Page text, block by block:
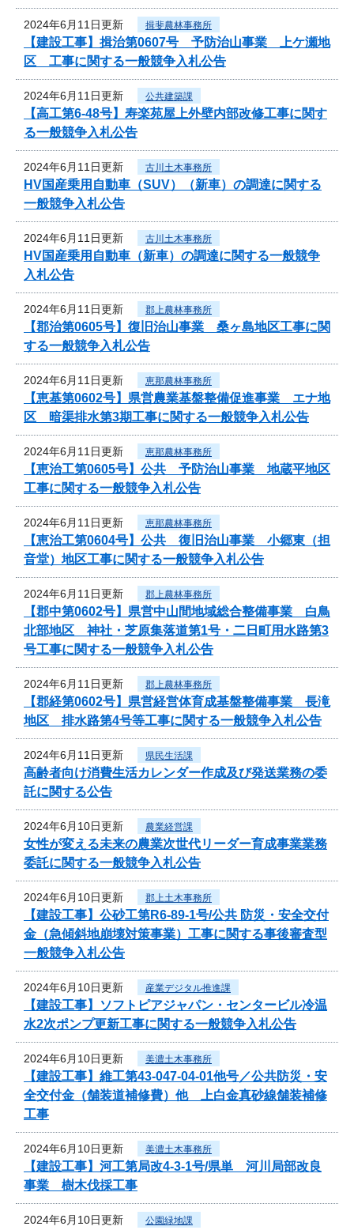
2024年6月11日更新 揖斐農林事務所
【建設工事】揖治第0607号 予防治山事業 上ケ瀬地
区 工事に関する一般競争入札公告
2024年6月11日更新 公共建築課
【高工第6-48号】寿楽苑屋上外壁内部改修工事に関す
る一般競争入札公告
2024年6月11日更新 古川土木事務所
HV国産乗用自動車（SUV）（新車）の調達に関する
一般競争入札公告
2024年6月11日更新 古川土木事務所
HV国産乗用自動車（新車）の調達に関する一般競争
入札公告
2024年6月11日更新 郡上農林事務所
【郡治第0605号】復旧治山事業 桑ヶ島地区工事に関
する一般競争入札公告
2024年6月11日更新 恵那農林事務所
【恵基第0602号】県営農業基盤整備促進事業 エナ地
区 暗渠排水第3期工事に関する一般競争入札公告
2024年6月11日更新 恵那農林事務所
【恵治工第0605号】公共 予防治山事業 地蔵平地区
工事に関する一般競争入札公告
2024年6月11日更新 恵那農林事務所
【恵治工第0604号】公共 復旧治山事業 小郷東（担
音堂）地区工事に関する一般競争入札公告
2024年6月11日更新 郡上農林事務所
【郡中第0602号】県営中山間地域総合整備事業 白鳥
北部地区 神社・芝原集落道第1号・二日町用水路第3
号工事に関する一般競争入札公告
2024年6月11日更新 郡上農林事務所
【郡経第0602号】県営経営体育成基盤整備事業 長滝
地区 排水路第4号等工事に関する一般競争入札公告
2024年6月11日更新 県民生活課
高齢者向け消費生活カレンダー作成及び発送業務の委
託に関する公告
2024年6月10日更新 農業経営課
女性が変える未来の農業次世代リーダー育成事業業務
委託に関する一般競争入札公告
2024年6月10日更新 郡上土木事務所
【建設工事】公砂工第R6-89-1号/公共 防災・安全交付
金（急傾斜地崩壊対策事業）工事に関する事後審査型
一般競争入札公告
2024年6月10日更新 産業デジタル推進課
【建設工事】ソフトピアジャパン・センタービル冷温
水2次ポンプ更新工事に関する一般競争入札公告
2024年6月10日更新 美濃土木事務所
【建設工事】維工第43-047-04-01他号／公共防災・安
全交付金（舗装道補修費）他 上白金真砂線舗装補修
工事
2024年6月10日更新 美濃土木事務所
【建設工事】河工第局改4-3-1号/県単 河川局部改良
事業 樹木伐採工事
2024年6月10日更新 公園緑地課